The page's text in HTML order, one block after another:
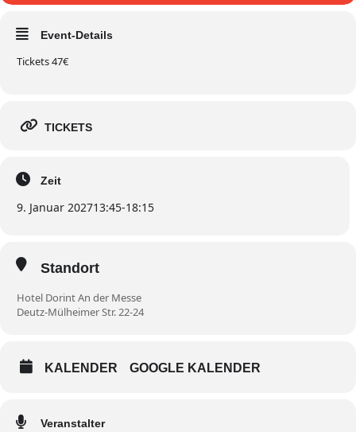
Event-Details
Tickets 47€
TICKETS
Zeit
9. Januar 202713:45-18:15
Standort
Hotel Dorint An der Messe
Deutz-Mülheimer Str. 22-24
KALENDER GOOGLE KALENDER
Veranstalter